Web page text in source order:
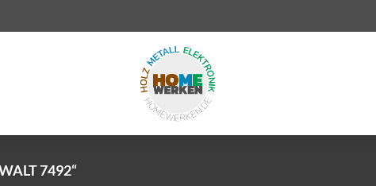
7492“